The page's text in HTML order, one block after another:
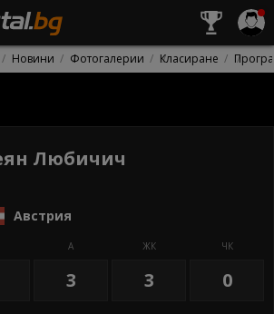
Новини Фотогалерии Класиране
Любичич
Австрия
А
3
ЖК
3
ЧК
0